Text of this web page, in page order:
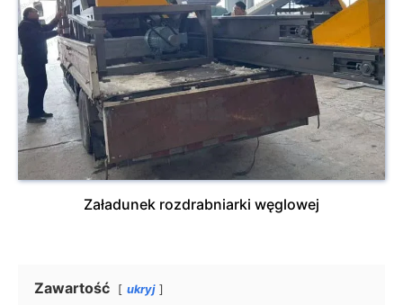
Załadunek rozdrabniarki węglowej
Zawartość ukryj